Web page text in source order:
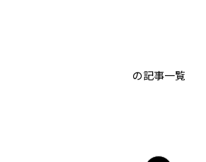
の記事一覧